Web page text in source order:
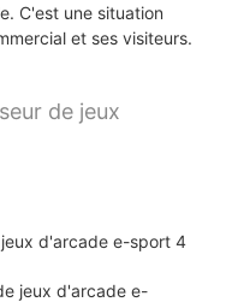
C'est une situation
et ses visiteurs.